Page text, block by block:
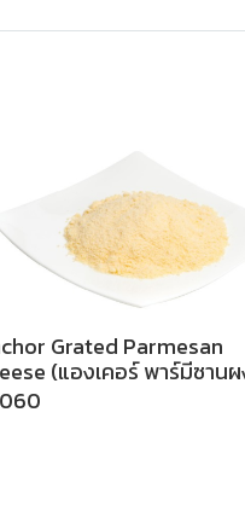
Grated Parmesan
(แองเคอร์ พาร์มีซาน